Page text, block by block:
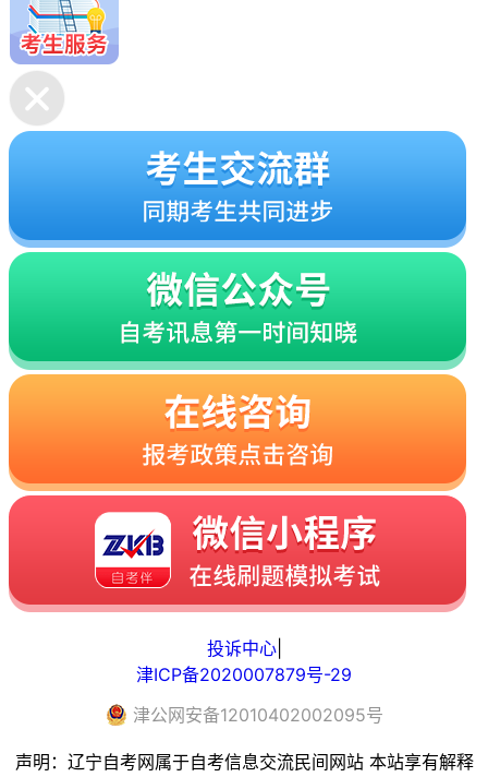
投诉中心|
津ICP备2020007879号-29
津公网安备12010402002095号
声明：辽宁自考网属于自考信息交流民间网站 本站享有解释